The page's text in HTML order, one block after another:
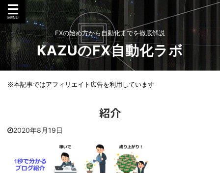
FXの始め方から自動化までを徹底解説
KAZUのFX自動化ラボ
※本記事ではアフィリエイト広告を利用しています
紹介
2020年8月19日